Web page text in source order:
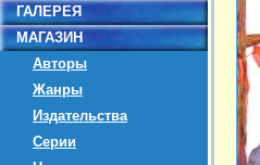
ГАЛЕРЕЯ
МАГАЗИН
Авторы
Жанры
Издательства
Серии